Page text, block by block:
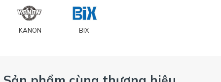
KANON BIX